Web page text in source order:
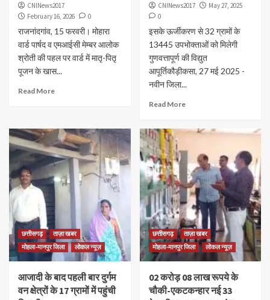
CNINews2017
February 16, 2026
0
राजनांदगांव, 15 फरवरी। मोहारा
वार्ड पार्षद व एमआईसी मेम्बर आलोक
श्रोती की पहल पर वार्ड में मातृ-पितृ
पूजन के खास...
Read More
CNINews2017
May 27, 2025
0
इसके ऊर्जीकरण से 32 ग्रामों के
13445 उपभोक्ताओं को मिलेगी
गुणवत्तापूर्ण की विद्युत
आपूर्तिकौड़ीकसा, 27 मई 2025 -
नवीन जिला...
Read More
छत्तीसगढ़
ताज़ा खबर
मोहला-मानपुर जिला
लोकल न्यूज़
आजादी के बाद पहली बार दुर्गम
वन क्षेत्रों के 17 ग्रामों में पहुंची
छत्तीसगढ़
ताज़ा खबर
मोहला-मानपुर जिला
लोकल न्यूज़
02 करोड़ 08 लाख रूपये के
चौकी-एकटकन्हार नई 33